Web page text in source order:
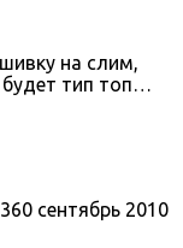
на слим,
будет тип топ…
сентябрь 2010